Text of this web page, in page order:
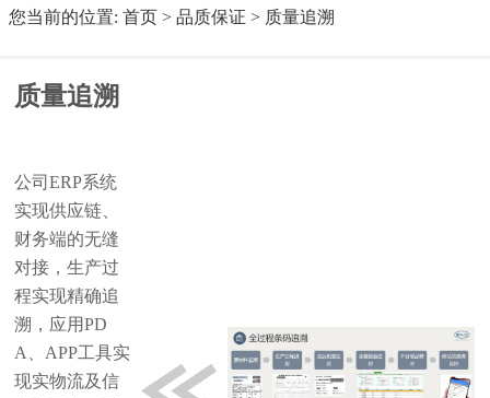
您当前的位置: 首页> 品质保证 > 质量追溯
质量追溯
公司ERP系统
实现供应链、
财务端的无缝
对接，生产过
程实现精确追
溯，应用PD
A、APP工具实
现实物流及信